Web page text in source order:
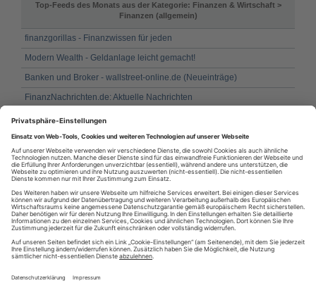
Top-Feeds des Monats aus der Kategorie: Finanzen & Wirtschaft >
Finanzen (allgemein)
finanzgorillas - Finanzwissen für jeden
Modern Wealth - Geldanlage leicht gemacht!
Banken und Broker - wallstreet-online.de (Neueinträge)
FinanzNachrichten.de: Aktuelle Nachrichten
Bilanz-Blog.de
FinanzNachrichten.de: Aktuelle Ad-hoc Mitteilungen
News - aktion pro eigenheim
Money-Insider (Finanzinformationen & Geldanlage)
OnVista.de - Finanznachrichten